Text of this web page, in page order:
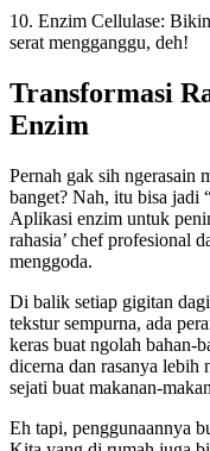
10. Enzim Cellulase:
serat mengganggu, deh!
Transformasi
Enzim
Pernah gak sih ngerasain
banget? Nah, itu bisa jadi
Aplikasi enzim untuk
rahasia’ chef profesional
menggoda.
Di balik setiap gigitan
tekstur sempurna, ada
keras buat ngolah bahan-
dicerna dan rasanya lebih
sejati buat makanan-
Eh tapi, penggunaannya